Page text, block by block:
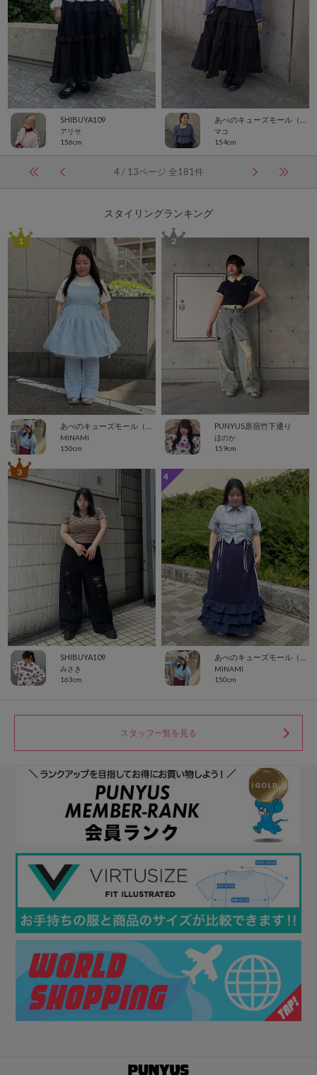
SHIBUYA109
アリサ
156cm
マコ
154cm
4 / 13ページ 全181件
スタイリングランキング
MINAMI
150cm
1
PUNYUS原宿竹下通り
ほのか
159cm
2
SHIBUYA109
みさき
163cm
3
MINAMI
150cm
4
スタッフ一覧を見る